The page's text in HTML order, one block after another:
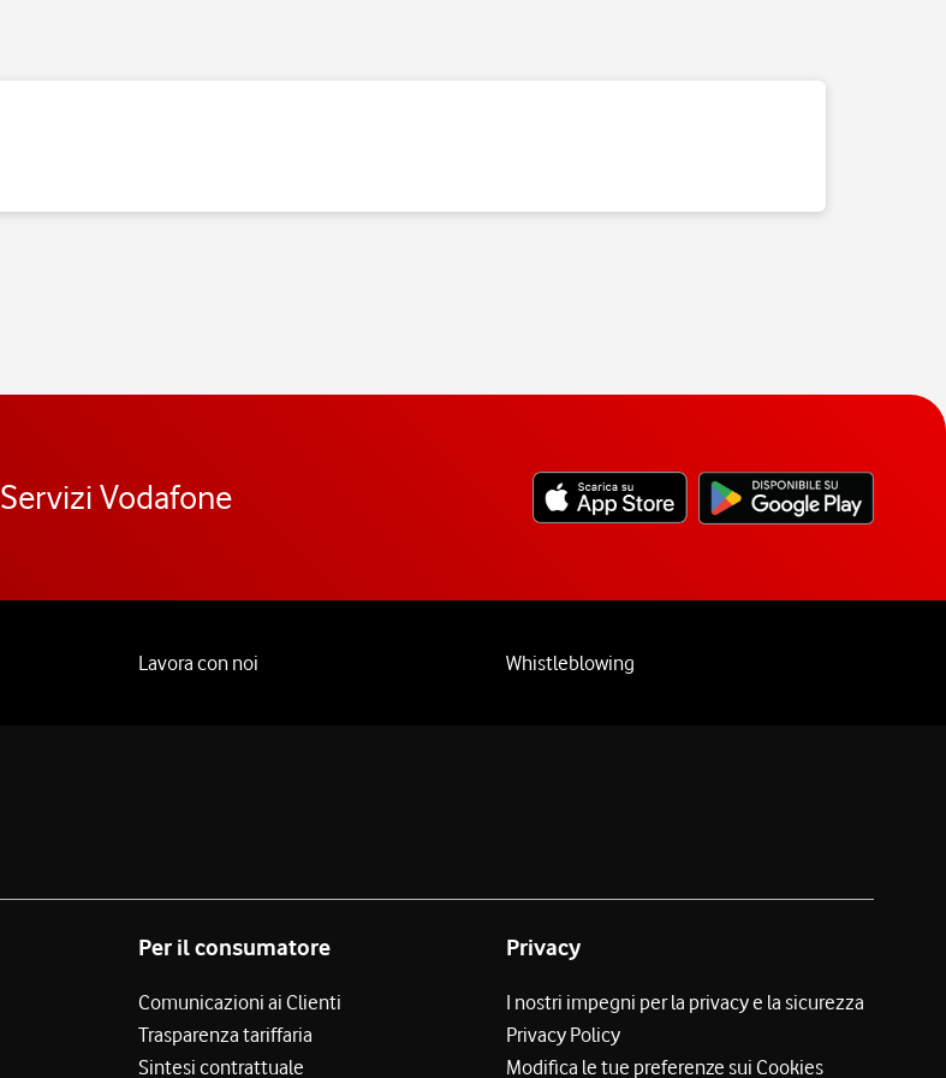
Vodafone
Lavora con noi Whistleblowing
Per il consumatore
Comunicazioni ai Clienti
Trasparenza tariffaria
Sintesi contrattuale
Privacy
I nostri impegni per la privacy e la sicurezza
Privacy Policy
Modifica le tue preferenze sui Cookies